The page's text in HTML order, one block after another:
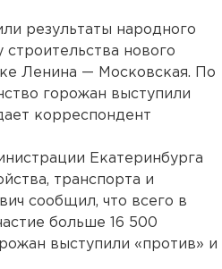
результаты народного
строительства нового
Ленина — Московская. По
горожан выступили
корреспондент
Екатеринбурга
транспорта и
сообщил, что всего в
больше 16 500
выступили «против» и